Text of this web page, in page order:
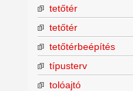
tetőtér
tetőtér
tetőtérbeépítés
típusterv
tolóajtó